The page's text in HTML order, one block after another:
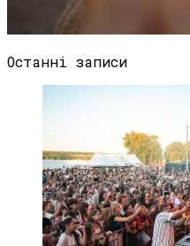
Останні записи